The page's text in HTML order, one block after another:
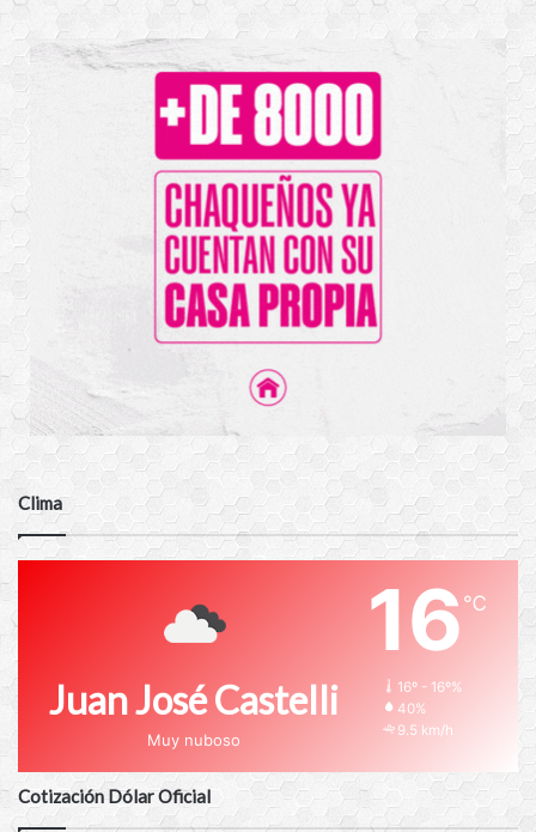
Clima
Juan José Castelli
Muy nuboso
16℃
16º - 16º%
40%
9.5 km/h
Cotización Dólar Oficial